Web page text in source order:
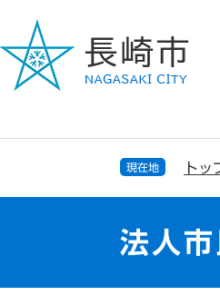
ジ
で
ュ
ば
現在地 トッ
法人